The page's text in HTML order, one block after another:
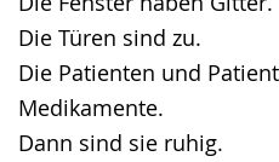
Die Türen sind zu.
Die Patienten und
Medikamente.
Dann sind sie ruhig.